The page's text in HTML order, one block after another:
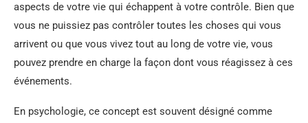
aspects de votre vie qui échappent à votre contrôle. Bien que
vous ne puissiez pas contrôler toutes les choses qui vous
arrivent ou que vous vivez tout au long de votre vie, vous
pouvez prendre en charge la façon dont vous réagissez à ces
événements.
En psychologie, ce concept est souvent désigné comme